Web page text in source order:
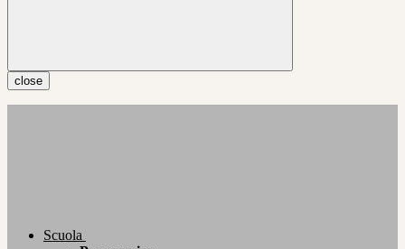
close
Scuola